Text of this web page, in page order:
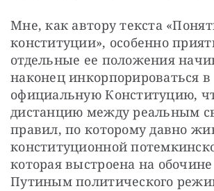
Мне, как автору текста
конституции», особенно
отдельные ее положения
наконец инкорпорироваться в
официальную Конституцию,
дистанцию между реальным
правил, по которому давно
конституционной
которая выстроена на обочине
Путиным политического